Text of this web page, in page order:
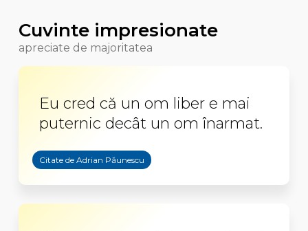
Cuvinte impresionate
apreciate de majoritatea
Eu cred că un om liber e mai
puternic decât un om înarmat.
Citate de Adrian Păunescu